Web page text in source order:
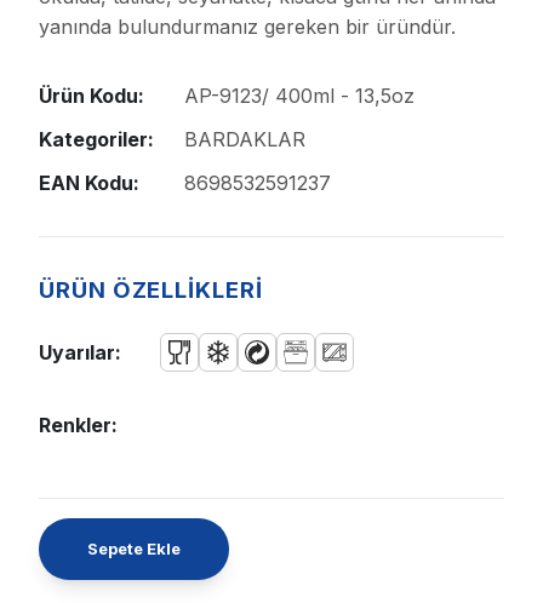
yanında bulundurmanız gereken bir üründür.
Ürün Kodu:
AP-9123/ 400ml - 13,5oz
Kategoriler:
BARDAKLAR
EAN Kodu:
8698532591237
ÜRÜN ÖZELLİKLERİ
Uyarılar:
Renkler:
Sepete Ekle